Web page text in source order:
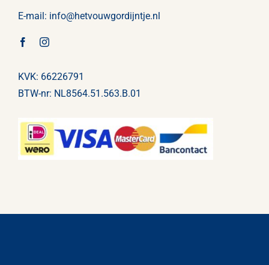
E-mail: info@hetvouwgordijntje.nl
KVK: 66226791
BTW-nr: NL8564.51.563.B.01